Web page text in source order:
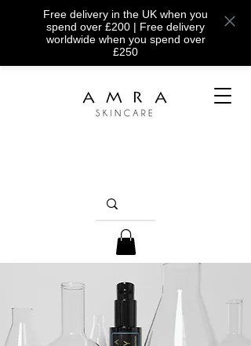
Free delivery in the UK when you
spend over £200 | Free delivery
worldwide when you spend over
£250